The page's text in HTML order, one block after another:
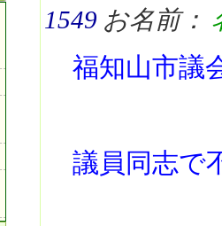
1549 お名前：
福知山市議
議員同志で